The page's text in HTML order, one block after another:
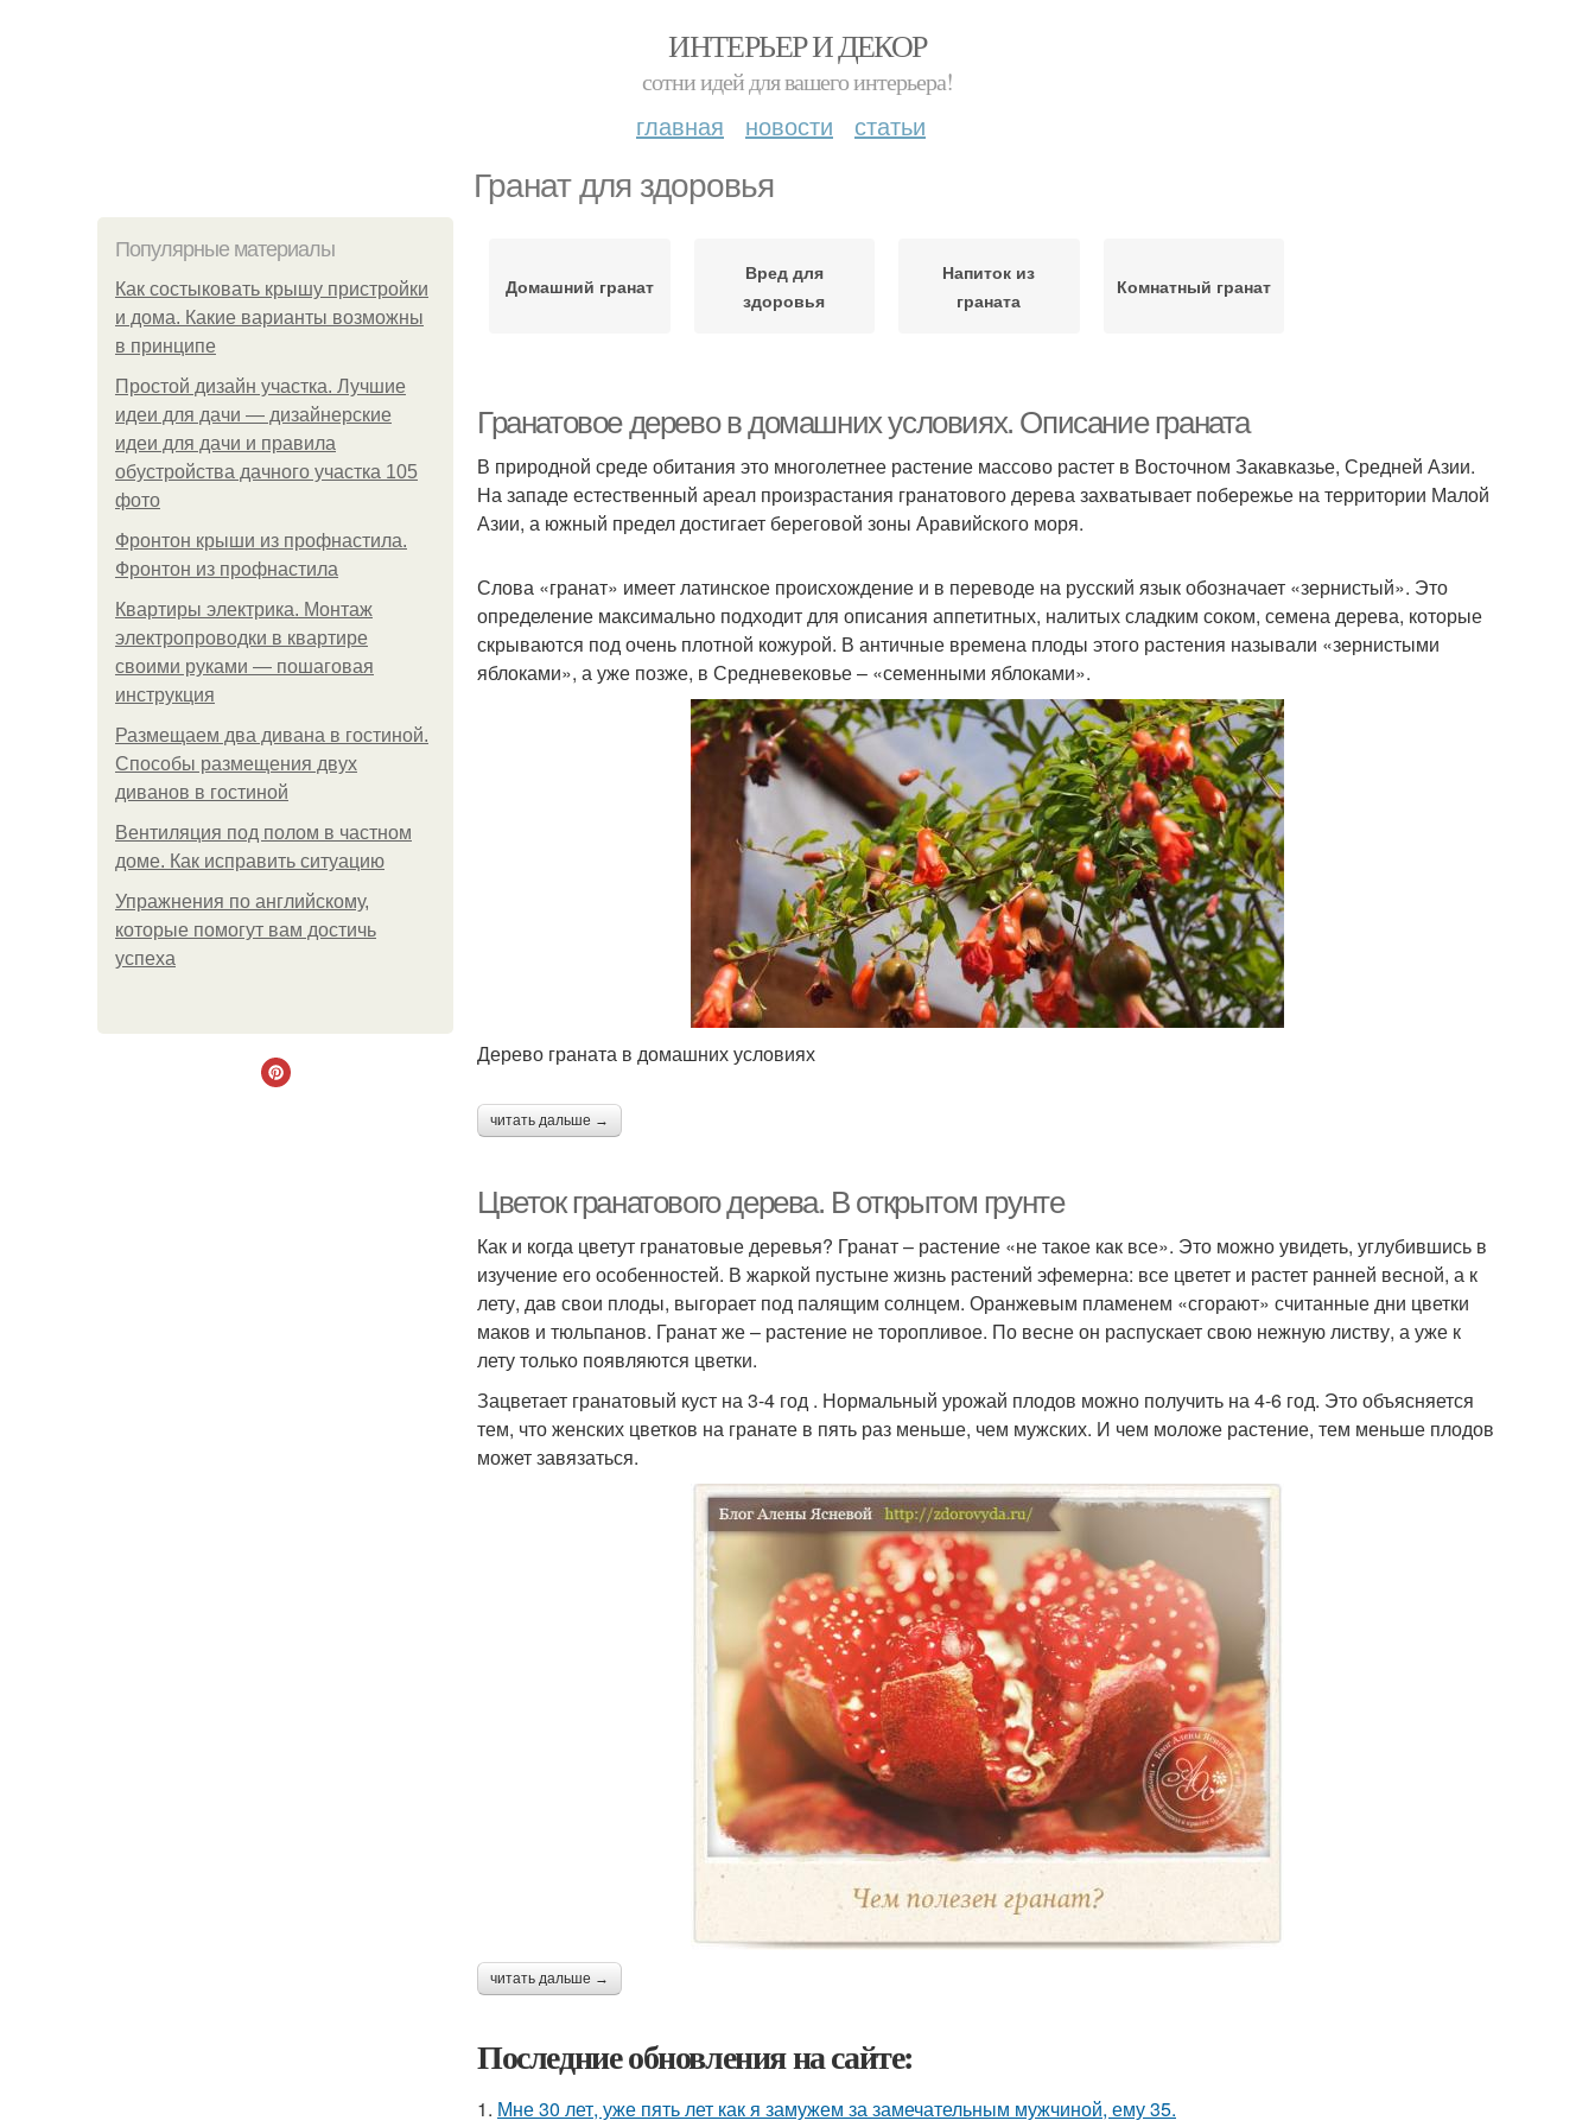
ИНТЕРЬЕР И ДЕКОР
сотни идей для вашего интерьера!
главная новости статьи
Гранат для здоровья
Популярные материалы
Как состыковать крышу пристройки
и дома. Какие варианты возможны
в принципе
Простой дизайн участка. Лучшие
идеи для дачи — дизайнерские
идеи для дачи и правила
обустройства дачного участка 105
фото
Фронтон крыши из профнастила.
Фронтон из профнастила
Квартиры электрика. Монтаж
электропроводки в квартире
своими руками — пошаговая
инструкция
Размещаем два дивана в гостиной.
Способы размещения двух
диванов в гостиной
Вентиляция под полом в частном
доме. Как исправить ситуацию
Упражнения по английскому,
которые помогут вам достичь
успеха
Домашний гранат
Вред для
здоровья
Напиток из
граната
Комнатный гранат
Гранатовое дерево в домашних условиях. Описание граната
В природной среде обитания это многолетнее растение массово растет в Восточном Закавказье, Средней Азии.
На западе естественный ареал произрастания гранатового дерева захватывает побережье на территории Малой
Азии, а южный предел достигает береговой зоны Аравийского моря.
Слова «гранат» имеет латинское происхождение и в переводе на русский язык обозначает «зернистый». Это
определение максимально подходит для описания аппетитных, налитых сладким соком, семена дерева, которые
скрываются под очень плотной кожурой. В античные времена плоды этого растения называли «зернистыми
яблоками», а уже позже, в Средневековье – «семенными яблоками».
Дерево граната в домашних условиях
читать дальше →
Цветок гранатового дерева. В открытом грунте
Как и когда цветут гранатовые деревья? Гранат – растение «не такое как все». Это можно увидеть, углубившись в
изучение его особенностей. В жаркой пустыне жизнь растений эфемерна: все цветет и растет ранней весной, а к
лету, дав свои плоды, выгорает под палящим солнцем. Оранжевым пламенем «сгорают» считанные дни цветки
маков и тюльпанов. Гранат же – растение не торопливое. По весне он распускает свою нежную листву, а уже к
лету только появляются цветки.
Зацветает гранатовый куст на 3-4 год . Нормальный урожай плодов можно получить на 4-6 год. Это объясняется
тем, что женских цветков на гранате в пять раз меньше, чем мужских. И чем моложе растение, тем меньше плодов
может завязаться.
читать дальше →
Последние обновления на сайте:
1. Мне 30 лет, уже пять лет как я замужем за замечательным мужчиной, ему 35.